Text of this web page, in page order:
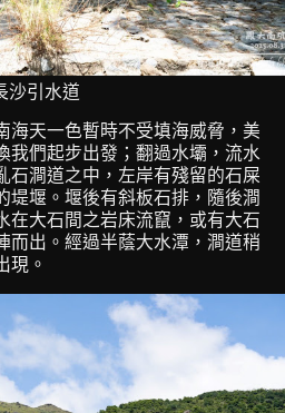
沙引水道
海天一色暫時不受填海威脅，美
我們起步出發；翻過水壩，流水
石澗道之中，左岸有殘留的石屎
堤堰。堰後有斜板石排，隨後澗
在大石間之岩床流竄，或有大石
而出。經過半蔭大水潭，澗道稍
現。